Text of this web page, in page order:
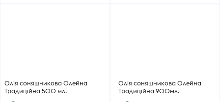
Олія соняшникова Олейна
Традиційна 500 мл.
Олія соняшникова Олейна
Традиційна 900мл.